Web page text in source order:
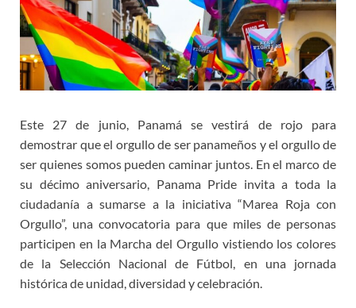
Este 27 de junio, Panamá se vestirá de rojo para
demostrar que el orgullo de ser panameños y el orgullo de
ser quienes somos pueden caminar juntos. En el marco de
su décimo aniversario, Panama Pride invita a toda la
ciudadanía a sumarse a la iniciativa “Marea Roja con
Orgullo”, una convocatoria para que miles de personas
participen en la Marcha del Orgullo vistiendo los colores
de la Selección Nacional de Fútbol, en una jornada
histórica de unidad, diversidad y celebración.